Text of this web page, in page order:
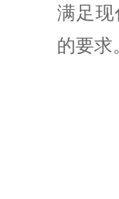
满足
的要求